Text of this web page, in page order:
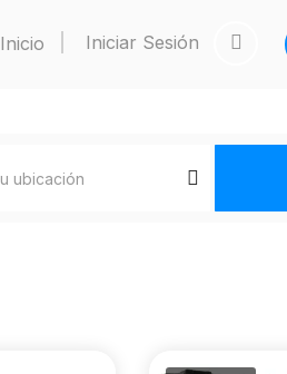
Iniciar Sesión
Inicio